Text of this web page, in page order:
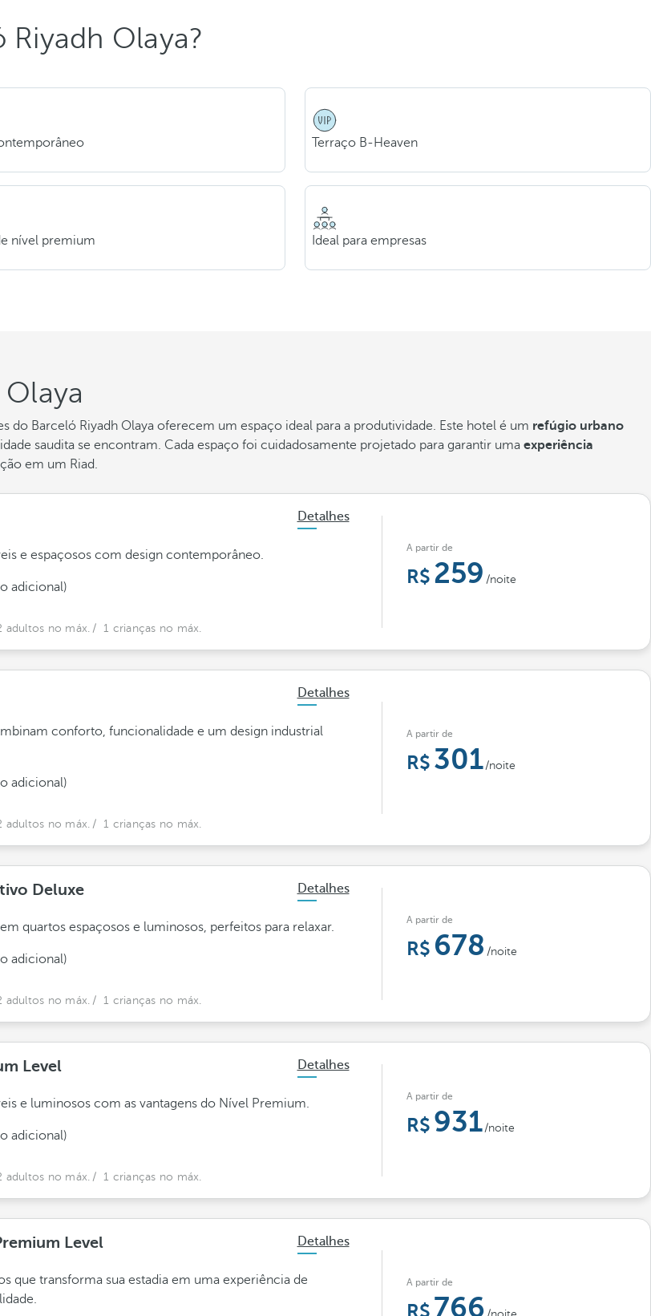
Olaya?
Terraço B-Heaven
nível premium Ideal para empresas
Barceló Riyadh Olaya oferecem um espaço ideal para a produtividade. Este hotel é um refúgio urbano
saudita se encontram. Cada espaço foi cuidadosamente projetado para garantir uma experiência
em um Riad.
Detalhes
e espaçosos com design contemporâneo.
adicional)
adultos no máx. / 1 crianças no máx.
A partir de
259 /noite
Detalhes
conforto, funcionalidade e um design industrial
adicional)
adultos no máx. / 1 crianças no máx.
A partir de
301 /noite
Deluxe Detalhes
quartos espaçosos e luminosos, perfeitos para relaxar.
adicional)
adultos no máx. / 1 crianças no máx.
A partir de
678 /noite
Level Detalhes
e luminosos com as vantagens do Nível Premium.
adicional)
adultos no máx. / 1 crianças no máx.
A partir de
931 /noite
Level Detalhes
que transforma sua estadia em uma experiência de
A partir de
766